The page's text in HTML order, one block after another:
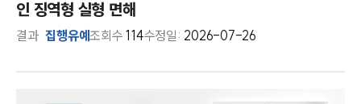
인 징역형 실형 면해
결과 집행유예조회수114수정일: 2026-07-26